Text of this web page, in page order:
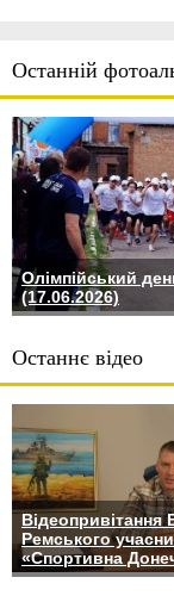
Останній
Олімпійський
(17.06.2026)
Останнє відео
Відеопривітання
Ремського
«Спортивна